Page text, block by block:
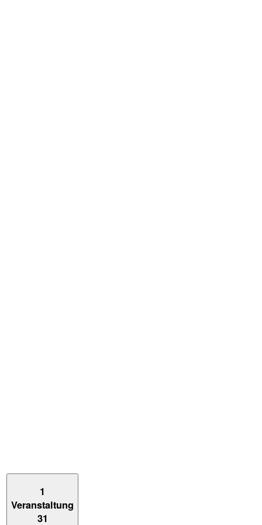
1
Veranstaltung
31